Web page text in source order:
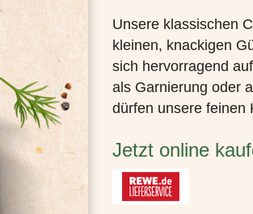
Unsere klassischen
kleinen, knackigen
sich hervorragend
als Garnierung oder
dürfen unsere feinen
Jetzt online